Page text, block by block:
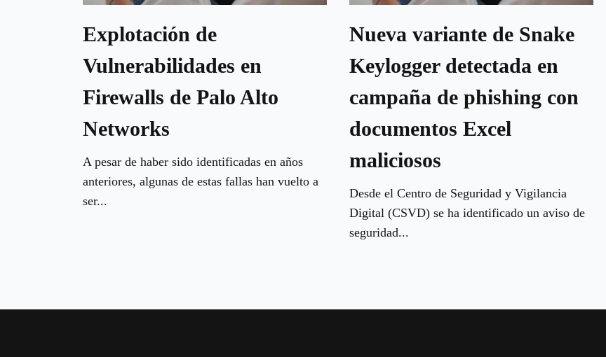
Explotación de
Vulnerabilidades en
Firewalls de Palo Alto
Networks
A pesar de haber sido identificadas en años
anteriores, algunas de estas fallas han vuelto a
ser...
Nueva variante de Snake
Keylogger detectada en
campaña de phishing con
documentos Excel
maliciosos
Desde el Centro de Seguridad y Vigilancia
Digital (CSVD) se ha identificado un aviso de
seguridad...